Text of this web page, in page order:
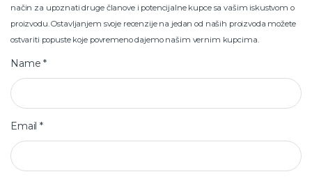
način za upoznati druge članove i potencijalne kupce sa vašim iskustvom o
proizvodu. Ostavljanjem svoje recenzije na jedan od naših proizvoda možete
ostvariti popuste koje povremeno dajemo našim vernim kupcima.
Name*
Email*